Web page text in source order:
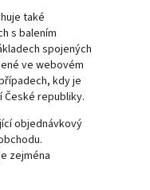
také
s balením
spojených
ve webovém
kdy je
České republiky.
objednávkový
zejména